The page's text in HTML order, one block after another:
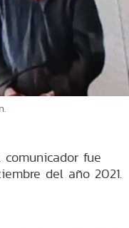
fue
del año 2021.